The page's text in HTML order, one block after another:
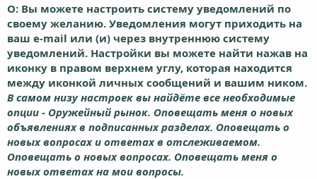
О: Вы можете настроить систему уведомлений по
своему желанию. Уведомления могут приходить на
ваш e-mail или (и) через внутреннюю систему
уведомлений. Настройки вы можете найти нажав на
иконку в правом верхнем углу, которая находится
между иконкой личных сообщений и вашим ником.
В самом низу настроек вы найдёте все необходимые
опции - Оружейный рынок. Оповещать меня о новых
объявлениях в подписанных разделах. Оповещать о
новых вопросах и ответах в отслеживаемом.
Оповещать о новых вопросах. Оповещать меня о
новых ответах на мои вопросы.